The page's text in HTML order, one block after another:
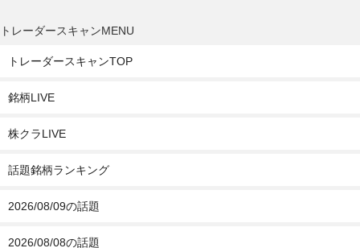
トレーダースキャンMENU
トレーダースキャンTOP
銘柄LIVE
株クラLIVE
話題銘柄ランキング
2026/08/09の話題
2026/08/08の話題